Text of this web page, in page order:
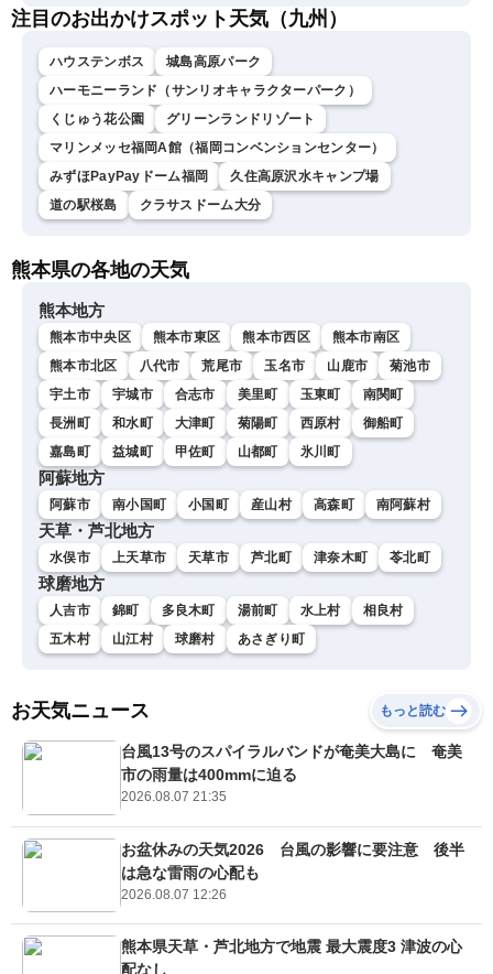
注目のお出かけスポット天気（九州）
ハウステンボス
城島高原パーク
ハーモニーランド（サンリオキャラクターパーク）
くじゅう花公園
グリーンランドリゾート
マリンメッセ福岡A館（福岡コンベンションセンター）
みずほPayPayドーム福岡
久住高原沢水キャンプ場
道の駅桜島
クラサスドーム大分
熊本県の各地の天気
熊本地方
熊本市中央区 熊本市東区 熊本市西区
熊本市南区
熊本市北区
八代市 荒尾市 玉名市 山鹿市
菊池市
宇土市
宇城市 合志市 美里町 玉東町
南関町
長洲町
和水町 大津町 菊陽町 西原村
御船町
嘉島町
益城町 甲佐町 山都町 氷川町
阿蘇地方
阿蘇市 南小国町 小国町 産山村 高森町 南阿蘇村
天草・芦北地方
水俣市 上天草市 天草市 芦北町 津奈木町 苓北町
球磨地方
人吉市 錦町 多良木町 湯前町 水上村
相良村
五木村
山江村 球磨村 あさぎり町
お天気ニュース もっと読む
台風13号のスパイラルバンドが奄美大島に 奄美
市の雨量は400mmに迫る
2026.08.07 21:35
お盆休みの天気2026 台風の影響に要注意 後半
は急な雷雨の心配も
2026.08.07 12:26
熊本県天草・芦北地方で地震 最大震度3 津波の心
配なし